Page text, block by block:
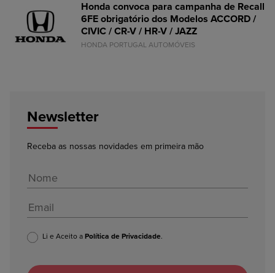
Honda convoca para campanha de Recall
6FE obrigatório dos Modelos ACCORD /
CIVIC / CR-V / HR-V / JAZZ
HONDA PORTUGAL AUTOMÓVEIS
Newsletter
Receba as nossas novidades em primeira mão
Li e Aceito a Política de Privacidade.